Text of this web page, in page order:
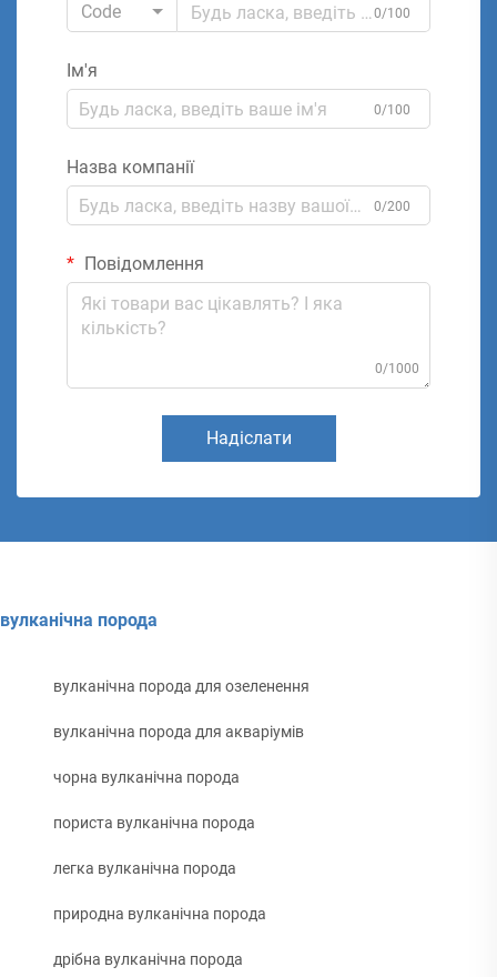
Code
0/100
Ім'я
0/100
Назва компанії
0/200
Повідомлення
0/1000
Надіслати
вулканічна порода
вулканічна порода для озеленення
вулканічна порода для акваріумів
чорна вулканічна порода
пориста вулканічна порода
легка вулканічна порода
природна вулканічна порода
дрібна вулканічна порода